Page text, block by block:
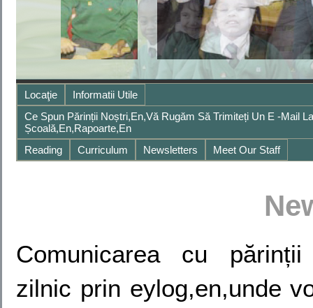
Locaţie
Informatii Utile
Ce Spun Părinții Noștri,en,Vă Rugăm Să Trimiteți Un E -mail
Școală,en,Rapoarte,en
Reading
Curriculum Newsletters Meet Our Staff
Comunicarea cu părinții
zilnic prin eylog,en,unde